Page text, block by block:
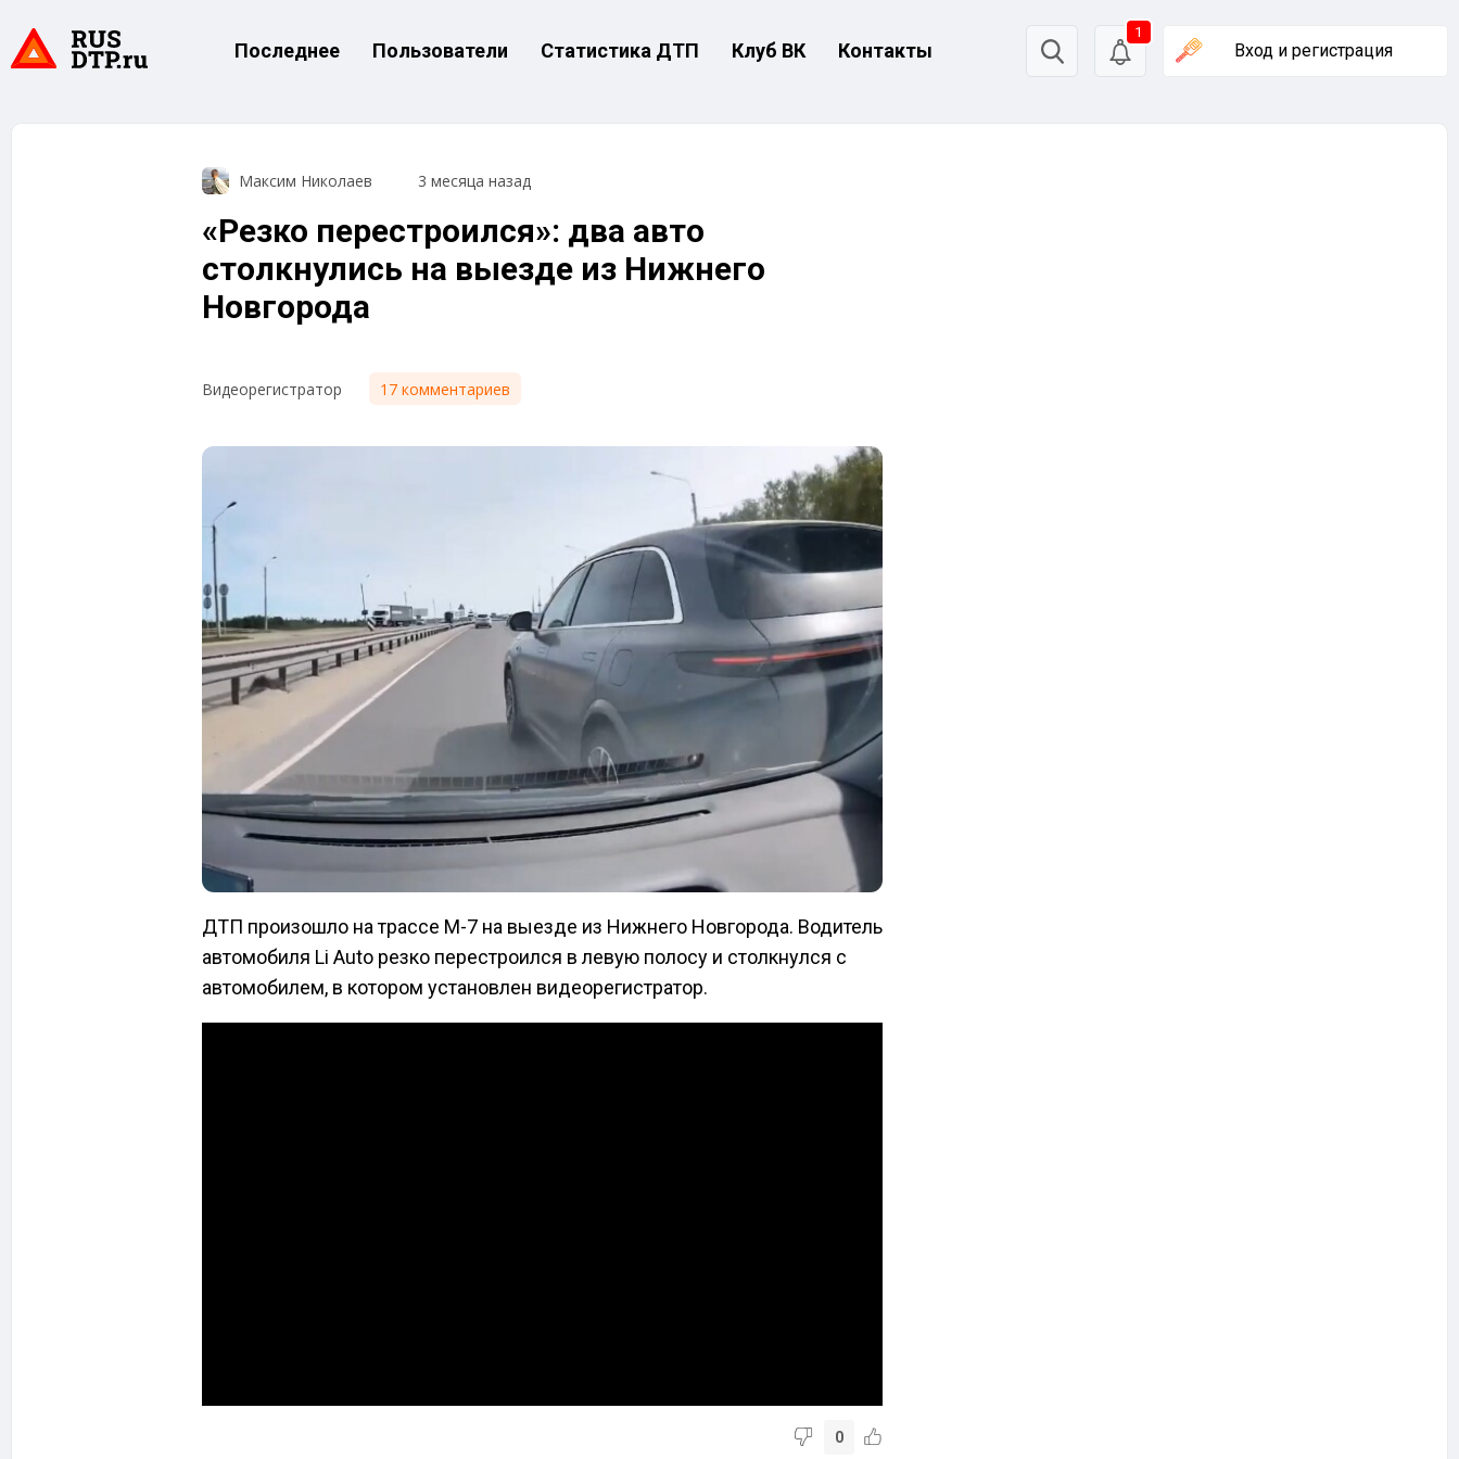
Последнее Пользователи Статистика ДТП Клуб ВК Контакты
1
Вход и регистрация
Максим Николаев 3 месяца назад
«Резко перестроился»: два авто
столкнулись на выезде из Нижнего
Новгорода
Видеорегистратор 17 комментариев
ДТП произошло на трассе М-7 на выезде из Нижнего Новгорода. Водитель
автомобиля Li Auto резко перестроился в левую полосу и столкнулся с
автомобилем, в котором установлен видеорегистратор.
0